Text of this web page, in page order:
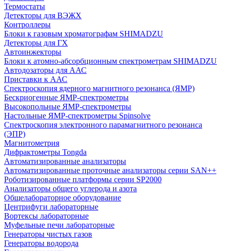
Термостаты
Детекторы для ВЭЖХ
Контроллеры
Блоки к газовым хроматографам SHIMADZU
Детекторы для ГХ
Автоинжекторы
Блоки к атомно-абсорбционным спектрометрам SHIMADZU
Автодозаторы для ААС
Приставки к ААС
Спектроскопия ядерного магнитного резонанса (ЯМР)
Бескриогенные ЯМР‑спектрометры
Высокопольные ЯМР‑спектрометры
Настольные ЯМР‑спектрометры Spinsolve
Спектроскопия электронного парамагнитного резонанса
(ЭПР)
Магнитометрия
Дифрактометры Tongda
Автоматизированные анализаторы
Автоматизированные проточные анализаторы серии SAN++
Роботизированные платформы серии SP2000
Анализаторы общего углерода и азота
Общелабораторное оборудование
Центрифуги лабораторные
Вортексы лабораторные
Муфельные печи лабораторные
Генераторы чистых газов
Генераторы водорода